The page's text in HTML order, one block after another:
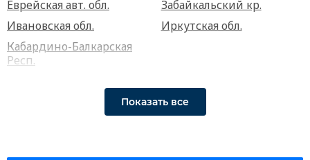
Еврейская авт. обл.
Забайкальский кр.
Ивановская обл.
Иркутская обл.
Кабардино-Балкарская
Респ.
Показать все